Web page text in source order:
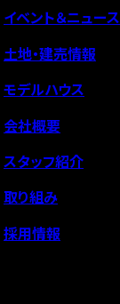
イベント＆ニュース
土地・建売情報
モデルハウス
会社概要
スタッフ紹介
取り組み
採用情報